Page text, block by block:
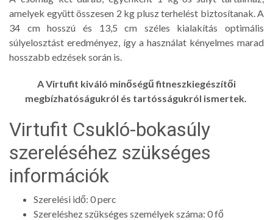
amelyek együtt összesen 2 kg plusz terhelést biztosítanak. A
34 cm hosszú és 13,5 cm széles kialakítás optimális
súlyelosztást eredményez, így a használat kényelmes marad
hosszabb edzések során is.
A Virtufit kiváló minőségű fitneszkiegészítői
megbízhatóságukról és tartósságukról ismertek.
Virtufit Csukló-bokasúly
szereléséhez szükséges
információk
Szerelési idő: 0 perc
Szereléshez szükséges személyek száma: 0 fő